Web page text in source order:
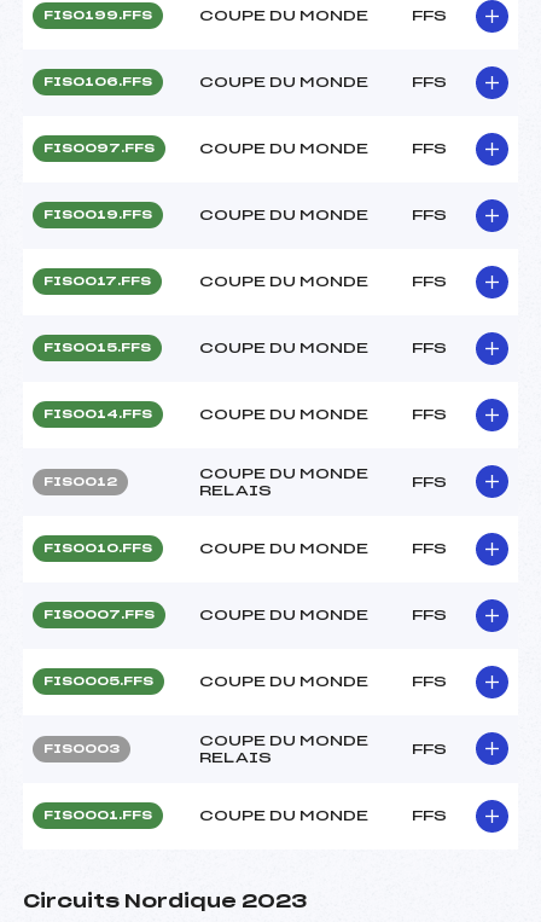
FIS0199.FFS COUPE DU MONDE FFS
FIS0106.FFS COUPE DU MONDE FFS
FIS0097.FFS COUPE DU MONDE FFS
FIS0019.FFS COUPE DU MONDE FFS
FIS0017.FFS COUPE DU MONDE FFS
FIS0015.FFS COUPE DU MONDE FFS
FIS0014.FFS COUPE DU MONDE FFS
FIS0012
COUPE DU MONDE
RELAIS
FFS
FIS0010.FFS COUPE DU MONDE FFS
FIS0007.FFS COUPE DU MONDE FFS
FIS0005.FFS COUPE DU MONDE FFS
FIS0003
COUPE DU MONDE
RELAIS
FFS
FIS0001.FFS COUPE DU MONDE FFS
Circuits Nordique 2023